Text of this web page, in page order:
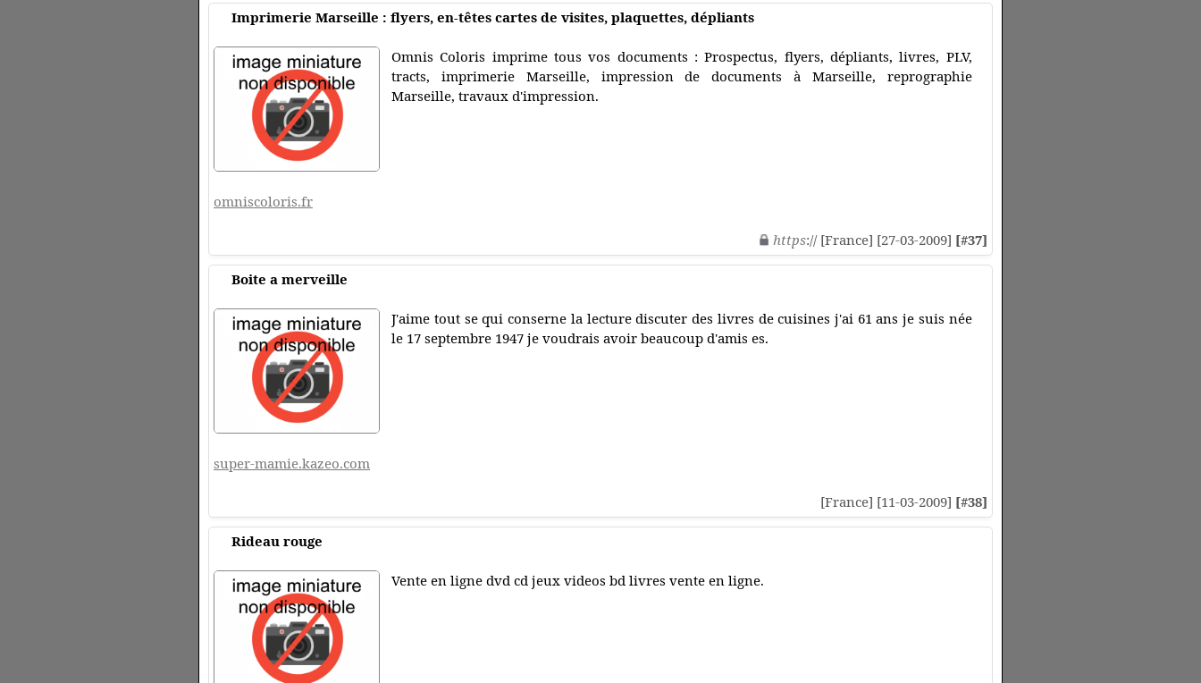
Imprimerie Marseille : flyers, en-têtes cartes de visites, plaquettes, dépliants
Omnis Coloris imprime tous vos documents : Prospectus, flyers, dépliants, livres, PLV,
tracts, imprimerie Marseille, impression de documents à Marseille, reprographie
Marseille, travaux d'impression.
omniscoloris.fr
https:// [France] [27-03-2009] [#37]
Boite a merveille
J'aime tout se qui conserne la lecture discuter des livres de cuisines j'ai 61 ans je suis née
le 17 septembre 1947 je voudrais avoir beaucoup d'amis es.
super-mamie.kazeo.com
[France] [11-03-2009] [#38]
Rideau rouge
Vente en ligne dvd cd jeux videos bd livres vente en ligne.